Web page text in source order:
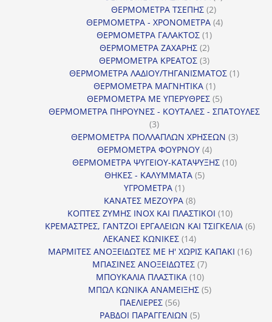
ΘΕΡΜΟΜΕΤΡΑ ΤΣΕΠΗΣ 22
προϊόντα
ΘΕΡΜΟΜΕΤΡΑ - ΧΡΟΝΟΜΕΤΡΑ 44
ΘΕΡΜΟΜΕΤΡΑ ΓΑΛΑΚΤΟΣ 11
προϊόν
ΘΕΡΜΟΜΕΤΡΑ ΖΑΧΑΡΗΣ 22
προϊόντα
ΘΕΡΜΟΜΕΤΡΑ ΚΡΕΑΤΟΣ 33
προϊόντα
ΘΕΡΜΟΜΕΤΡΑ ΛΑΔΙΟΥ/ΤΗΓΑΝΙΣΜΑΤΟΣ 11
ΘΕΡΜΟΜΕΤΡΑ ΜΑΓΝΗΤΙΚΑ 11
προϊόν
ΘΕΡΜΟΜΕΤΡΑ ΜΕ ΥΠΕΡΥΘΡΕΣ 55
προϊόντα
ΘΕΡΜΟΜΕΤΡΑ ΠΗΡΟΥΝΕΣ - ΚΟΥΤΑΛΕΣ - ΣΠΑΤΟΥΛΕΣ
33
προϊόντα
ΘΕΡΜΟΜΕΤΡΑ ΠΟΛΛΑΠΛΩΝ ΧΡΗΣΕΩΝ 33
ΘΕΡΜΟΜΕΤΡΑ ΦΟΥΡΝΟΥ 44
προϊόντα
ΘΕΡΜΟΜΕΤΡΑ ΨΥΓΕΙΟΥ-ΚΑΤΑΨΥΞΗΣ 1010
ΘΗΚΕΣ - ΚΑΛΥΜΜΑΤΑ 55
ΥΓΡΟΜΕΤΡΑ 11
προϊόν
ΚΑΝΑΤΕΣ ΜΕΖΟΥΡΑ 88
προϊόντα
ΚΟΠΤΕΣ ΖΥΜΗΣ INOX ΚΑΙ ΠΛΑΣΤΙΚΟΙ 1010
προϊόντα
ΚΡΕΜΑΣΤΡΕΣ, ΓΑΝΤΖΟΙ ΕΡΓΑΛΕΙΩΝ ΚΑΙ ΤΣΙΓΚΕΛΙΑ 66
ΛΕΚΑΝΕΣ ΚΩΝΙΚΕΣ 1414
προϊόντα
ΜΑΡΜΙΤΕΣ ΑΝΟΞΕΙΔΩΤΕΣ ΜΕ Η' ΧΩΡΙΣ ΚΑΠΑΚΙ 1616
ΜΠΑΣΙΝΕΣ ΑΝΟΞΕΙΔΩΤΕΣ 77
ΜΠΟΥΚΑΛΙΑ ΠΛΑΣΤΙΚΑ 1010
προϊόντα
ΜΠΩΛ ΚΩΝΙΚΑ ΑΝΑΜΕΙΞΗΣ 55
ΠΑΕΛΙΕΡΕΣ 5656
προϊόντα
ΡΑΒΔΟΙ ΠΑΡΑΓΓΕΛΙΩΝ 55